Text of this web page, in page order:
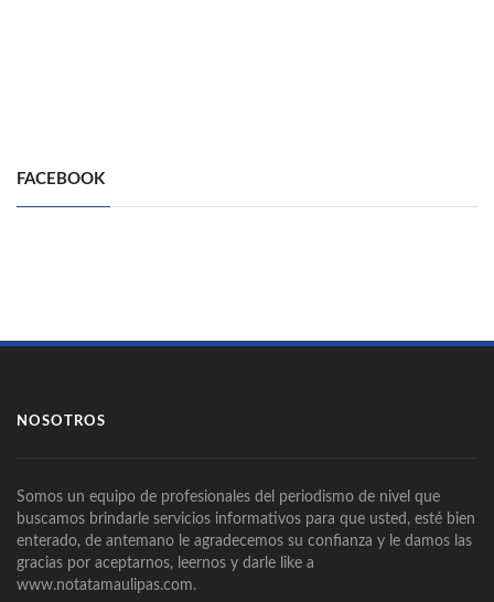
FACEBOOK
NOSOTROS
Somos un equipo de profesionales del periodismo de nivel que
buscamos brindarle servicios informativos para que usted, esté bien
enterado, de antemano le agradecemos su confianza y le damos las
gracias por aceptarnos, leernos y darle like a
www.notatamaulipas.com.